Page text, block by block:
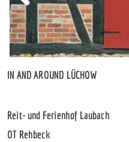
Previous
IN AND AROUND LÜCHOW
Reit- und Ferienhof Laubach
OT Rehbeck